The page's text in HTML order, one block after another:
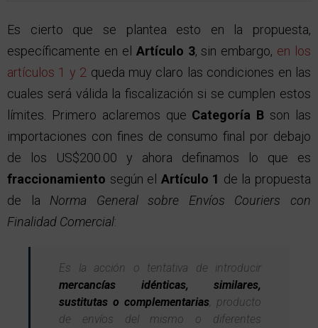
Es cierto que se plantea esto en la propuesta,
específicamente en el Artículo 3, sin embargo, en los
artículos 1 y 2 queda muy claro las condiciones en las
cuales será válida la fiscalización si se cumplen estos
límites. Primero aclaremos que Categoría B son las
importaciones con fines de consumo final por debajo
de los US$200.00 y ahora definamos lo que es
fraccionamiento según el Artículo 1 de la propuesta
de la Norma General sobre Envíos Couriers con
Finalidad Comercial:
Es la acción o tentativa de introducir
mercancías idénticas, similares,
sustitutas o complementarias , producto
de envíos del mismo o diferentes